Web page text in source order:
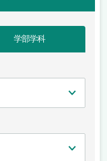
学部学科